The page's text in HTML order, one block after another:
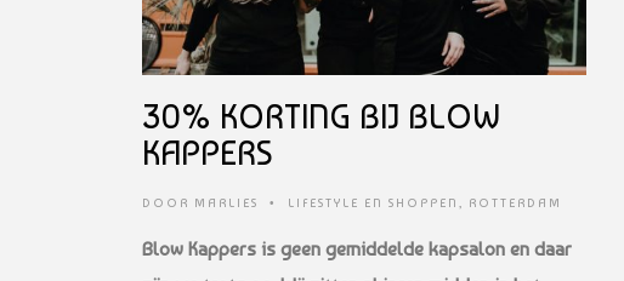
30% KORTING BIJ BLOW
KAPPERS
DOOR MARLIES • LIFESTYLE EN SHOPPEN ROTTERDAM
Blow Kappers is geen gemiddelde kapsalon en daar